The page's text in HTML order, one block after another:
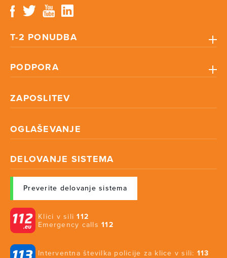
T-2 PONUDBA
PODPORA
ZAPOSLITEV
OGLAŠEVANJE
DELOVANJE SISTEMA
Preverite delovanje sistema
Klici v sili112
Emergency calls 112
Interventna številka policije za klice v sili: 113